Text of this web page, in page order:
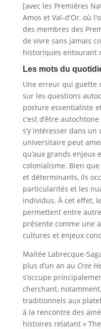
[avec les Premières
Amos et Val‑d'Or, où
des membres des
de vivre sans jamais
historiques entourant
Les mots du
Une erreur qui guette
sur les questions
posture essentialiste
c’est d’être
s’y intéresser dans
universitaire peut
qu’aux grands enjeux
colonialisme. Bien
et déterminants, ils
particularités et les
individus. À cet effet,
permettent entre
présente comme une
cultures et enjeux
Maitée Labrecque-
plus d’un an au Cree
s’occupe
cherchant,
traditionnels aux
à la rencontre des
histoires relatant «